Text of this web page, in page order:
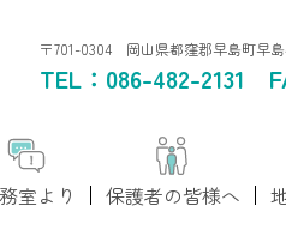
〒701-0304 岡山県都窪郡早島町早島
TEL： 086-482-2131
室より 保護者の皆様へ